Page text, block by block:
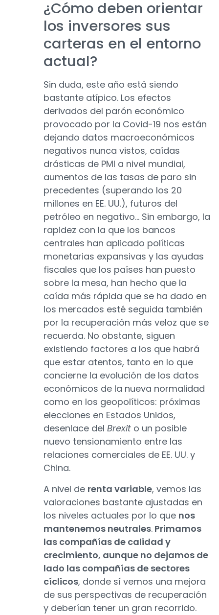
¿Cómo deben orientar
los inversores sus
carteras en el entorno
actual?
Sin duda, este año está siendo
bastante atípico. Los efectos
derivados del parón económico
provocado por la Covid-19 nos están
dejando datos macroeconómicos
negativos nunca vistos, caídas
drásticas de PMI a nivel mundial,
aumentos de las tasas de paro sin
precedentes (superando los 20
millones en EE. UU.), futuros del
petróleo en negativo… Sin embargo, la
rapidez con la que los bancos
centrales han aplicado políticas
monetarias expansivas y las ayudas
fiscales que los países han puesto
sobre la mesa, han hecho que la
caída más rápida que se ha dado en
los mercados esté seguida también
por la recuperación más veloz que se
recuerda. No obstante, siguen
existiendo factores a los que habrá
que estar atentos, tanto en lo que
concierne la evolución de los datos
económicos de la nueva normalidad
como en los geopolíticos: próximas
elecciones en Estados Unidos,
desenlace del Brexit o un posible
nuevo tensionamiento entre las
relaciones comerciales de EE. UU. y
China.
A nivel de renta variable, vemos las
valoraciones bastante ajustadas en
los niveles actuales por lo que nos
mantenemos neutrales. Primamos
las compañías de calidad y
crecimiento, aunque no dejamos de
lado las compañías de sectores
cíclicos, donde sí vemos una mejora
de sus perspectivas de recuperación
y deberían tener un gran recorrido.